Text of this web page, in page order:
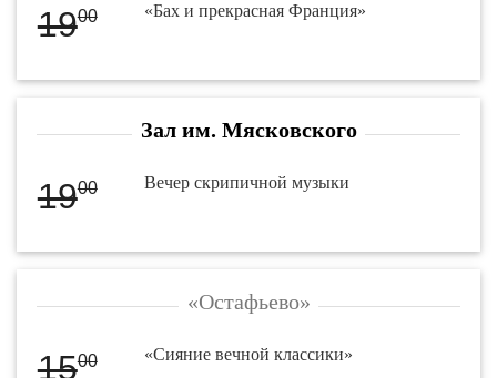
1900 «Бах и прекрасная Франция»
Зал им. Мясковского
1900 Вечер скрипичной музыки
«Остафьево»
1500 «Сияние вечной классики»